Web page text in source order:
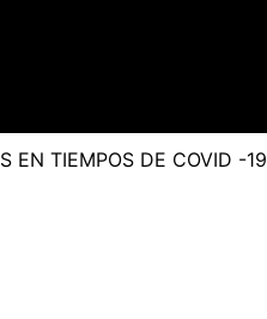
EN TIEMPOS DE COVID -19